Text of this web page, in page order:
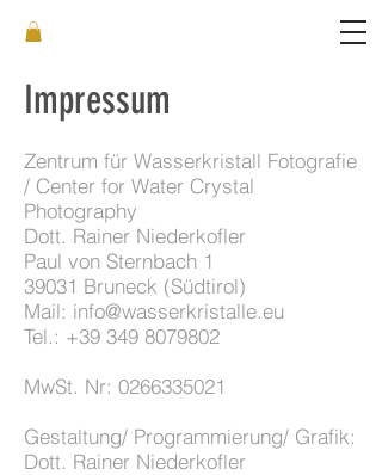
Impressum
Zentrum für Wasserkristall Fotografie
/ Center for Water Crystal
Photography
Dott. Rainer Niederkofler
Paul von Sternbach 1
39031 Bruneck (Südtirol)
Mail: info@wasserkristalle.eu
Tel.: +39 349 8079802
MwSt. Nr: 0266335021
Gestaltung/ Programmierung/ Grafik:
Dott. Rainer Niederkofler